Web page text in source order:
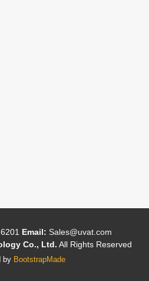
Email: Sales@uvat.com
Co., Ltd. All Rights Reserved
by BootstrapMade